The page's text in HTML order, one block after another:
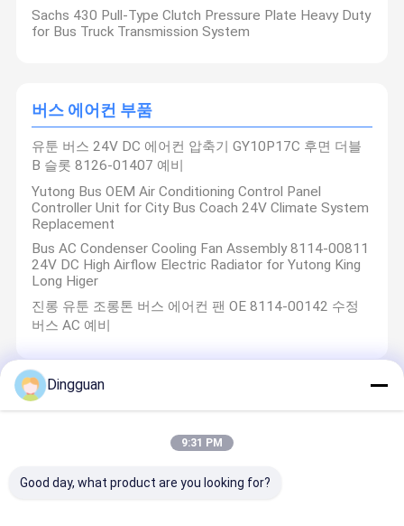
Sachs 430 Pull-Type Clutch Pressure Plate Heavy Duty
for Bus Truck Transmission System
버스 에어컨 부품
유툰 버스 24V DC 에어컨 압축기 GY10P17C 후면 더블
B 슬롯 8126-01407 예비
Yutong Bus OEM Air Conditioning Control Panel
Controller Unit for City Bus Coach 24V Climate System
Replacement
Bus AC Condenser Cooling Fan Assembly 8114-00811
24V DC High Airflow Electric Radiator for Yutong King
Long Higer
진롱 유툰 조롱톤 버스 에어컨 팬 OE 8114-00142 수정
버스 AC 예비
트럭 부품
버스 트럭 고성능 325mm 클러치 구동 디스크 CA142-
Jinlong 버스 트럭 범용 EQ153 타이로드 볼 헤드 EPDM
Dingguan
9:31 PM
Good day, what product are you looking for?